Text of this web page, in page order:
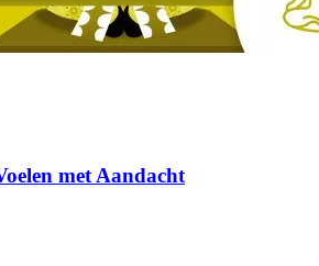
met Aandacht